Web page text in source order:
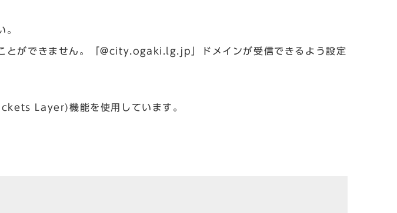
。
とができません。「@city.ogaki.lg.jp」ドメインが受信できるよう設定
Layer)機能を使用しています。